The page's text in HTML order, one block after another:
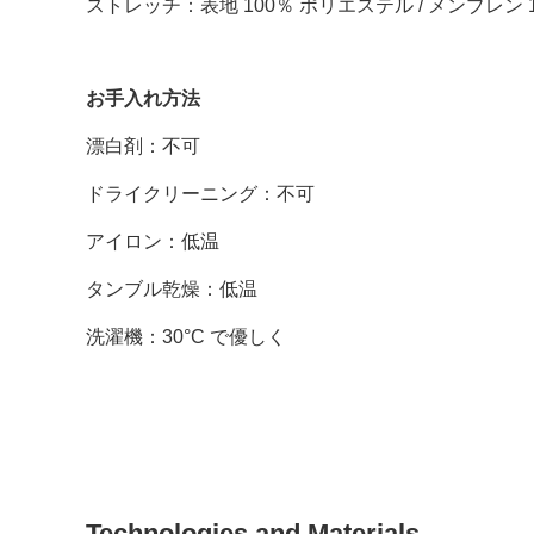
ストレッチ：表地 100％ ポリエステル / メンブレン
お手入れ方法
漂白剤：不可
ドライクリーニング： 不可
アイロン：低温
タンブル乾燥： 低温
洗濯機： 30°C で優しく